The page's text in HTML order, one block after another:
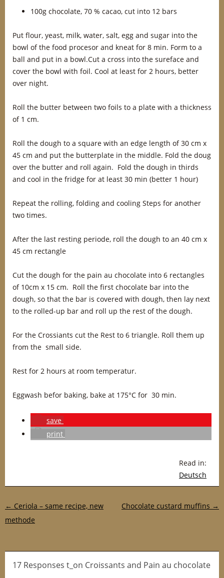
100g chocolate, 70 % cacao, cut into 12 bars
Put flour, yeast, milk, water, salt, egg and sugar into the
bowl of the food procesor and kneat for 8 min. Form to a
ball and put in a bowl.Cut a cross into the sureface and
cover the bowl with foil. Cool at least for 2 hours, better
over night.
Roll the butter between two foils to a plate with a thickness
of 1 cm.
Roll the dough to a square with an edge length of 30 cm x
45 cm and put the butterplate in the middle. Fold the doug
over the butter and roll again. Fold the dough in thirds
and cool in the fridge for at least 30 min (better 1 hour)
Repeat the rolling, folding and cooling Steps for another
two times.
After the last resting periode, roll the dough to an 40 cm x
45 cm rectangle
Cut the dough for the pain au chocolate into 6 rectangles
of 10cm x 15 cm. Roll the first chocolate bar into the
dough, so that the bar is covered with dough, then lay next
to the rolled-up bar and roll up the rest of the dough.
For the Crossiants cut the Rest to 6 triangle. Roll them up
from the small side.
Rest for 2 hours at room temperatur.
Eggwash befor baking, bake at 175°C for 30 min.
save
print
Read in:
Deutsch
Post navigation
← Ceriola – same recipe, new
methode
Chocolate custard muffins →
17 Responses t_on Croissants and Pain au chocolate